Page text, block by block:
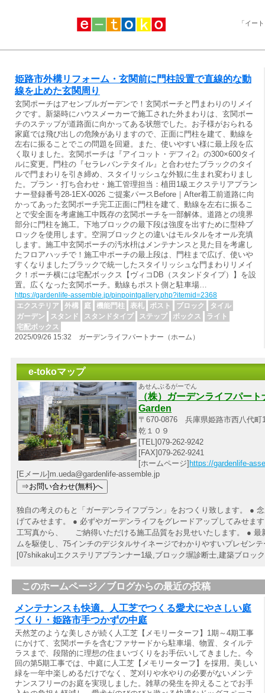
「イー
姫路市外構リフォーム・玄関前に門柱設置で直線的な動
線を止めた玄関周り
玄関ポーチはアセンブルガーデンで！玄関ポーチと門まわりのリメイ
クです。新築時にハウスメーカーで施工された外まわりは、玄関ポー
チのステップが道路面に向かってある状態でした。お子様がおられる
家庭では飛び出しの危険がありますので、正面に門柱を建て、動線を
左右に振ることでこの問題を回避。また、使いやすい様に最上段を広
く取りました。玄関ポーチは『アイコット・デフィ2』の300×600タイ
ルに変更。門柱の『セラレバンテタイル』と合わせたブラックのタイ
ルで門まわりを引き締め、スタイリッシュな外観に生まれ変わりまし
た。プラン・打ち合わせ・施工管理担当：植田1級エクステリアプラン
ナー登録番号28-1EX-0026 ご提案パースBefore｜After着工前道路に向
かってあった玄関ポーチ完工正面に門柱を建て、動線を左右に振るこ
とで安全面を考慮施工中既存の玄関ポーチを一部解体。道路との境界
部分に門柱を施工。下地ブロックの最下段は強度を出すために型枠ブ
ロックを使用します。空洞ブロックとの違いはモルタルをオール充填
します。施工中玄関ポーチの汚水枡はメンテナンスと見た目を考慮し
たフロアハッチで！施工中ポーチの最上段は、門柱まで広げ、使いや
すくなりましたブラックで統一したスタイリッシュな門まわりリメイ
ク！ポーチ横には宅配ボックス【ヴィコDB（スタンドタイプ）】を設
置。広くなった玄関ポーチ。動線もポスト側と駐車場…
https://gardenlife-assemble.jp/pinpointgallery.php?itemid=2368
エクステリア
外構 庭 機能門柱 表札 ポスト ブロック
タイル
ガーデン
スタンド スタンドタイプ ステップ ボックス
ライト
宅配ボックス
2025/09/26 15:32 ガーデンライフパートナー（ホーム）
e-tokoマップ
あせんぶるがーでん
（株）ガーデンライフパー
Garden
〒670-0876 兵庫県姫路市西八代町
乾１０９
[TEL]079-262-9242
[FAX]079-262-9241
[ホームページ] https://gardenlife-
[Eメール]m.ueda@gardenlife-assemble.jp
独自の考えのもと「ガーデンライフプラン」をおつくり致します。 ●
げてみせます。 ● 必ずやガーデンライフをグレードアップしてみせま
工写真から、 ご納得いただける施工品質をお見せいたします。 ● 最
ムを駆使し、75インチのデジタルサイネージでわかりやすいプレゼン
[07shikaku]エクステリアプランナー1級,ブロック塀診断士,建築ブロッ
このホームページ／ブログからの最近の投稿
メンテナンスも快適。人工芝でつくる愛犬にやさしい庭
づくり・姫路市手つかずの中庭
天然芝のような美しさが続く人工芝【メモリーターフ】1期～4期工事
にかけて、玄関ポーチを含むファサードから駐車場、物置、タイルテ
ラスまで、段階的に理想の住まいづくりをお手伝いしてきました。今
回の第5期工事では、中庭に人工芝【メモリーターフ】を採用。美しい
緑を一年中楽しめるだけでなく、芝刈りや水やりの必要がないメンテ
ナンスフリーのお庭を実現しました。雑草の発生を抑えることでお手